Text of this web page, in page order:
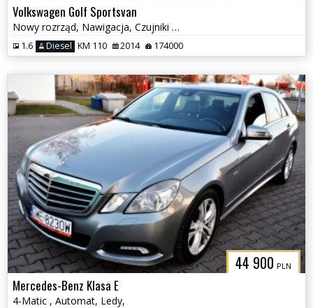
Volkswagen Golf Sportsvan
Nowy rozrząd, Nawigacja, Czujniki parkowania, Klimatyzacja
1.6 Diesel KM 110 2014 174000
44 900 PLN
Mercedes-Benz Klasa E
4-Matic , Automat, Ledy,